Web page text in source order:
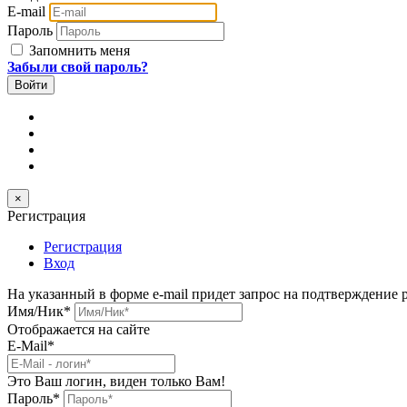
E-mail
Пароль
Запомнить меня
Забыли свой пароль?
×
Регистрация
Регистрация
Вход
На указанный в форме e-mail придет запрос на подтверждение
Имя/Ник*
Отображается на сайте
E-Mail*
Это Ваш логин, виден только Вам!
Пароль*